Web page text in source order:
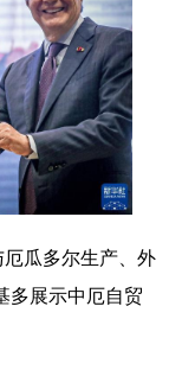
军事
政务
汽车
数字经济
瓜多尔生产、外
多展示中厄自贸